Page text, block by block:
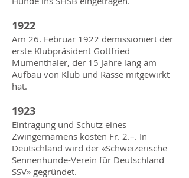
1922
Am 26. Februar 1922 demissioniert der
erste Klubpräsident Gottfried
Mumenthaler, der 15 Jahre lang am
Aufbau von Klub und Rasse mitgewirkt
hat.
1923
Eintragung und Schutz eines
Zwingernamens kosten Fr. 2.–. In
Deutschland wird der «Schweizerische
Sennenhunde-Verein für Deutschland
SSV» gegründet.